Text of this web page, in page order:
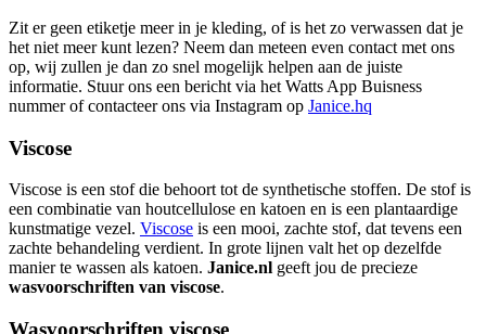
Zit er geen etiketje meer in je kleding, of is het zo verwassen dat je
het niet meer kunt lezen? Neem dan meteen even contact met ons
op, wij zullen je dan zo snel mogelijk helpen aan de juiste
informatie. Stuur ons een bericht via het Watts App Buisness
nummer of contacteer ons via Instagram op Janice.hq
Viscose
Viscose is een stof die behoort tot de synthetische stoffen. De stof is
een combinatie van houtcellulose en katoen en is een plantaardige
kunstmatige vezel. Viscose is een mooi, zachte stof, dat tevens een
zachte behandeling verdient. In grote lijnen valt het op dezelfde
manier te wassen als katoen. Janice.nl geeft jou de precieze
wasvoorschriften van viscose.
Wasvoorschriften viscose